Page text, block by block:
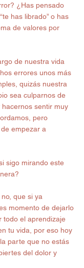
¿Has pensado
has librado” o has
de valores por
de nuestra vida
errores unos más
quizás nuestra
sea culparnos de
sentir muy
pero
empezar a
sigo mirando este
que si ya
momento de dejarlo
todo el aprendizaje
tu vida, por eso hoy
parte que no estás
del dolor y